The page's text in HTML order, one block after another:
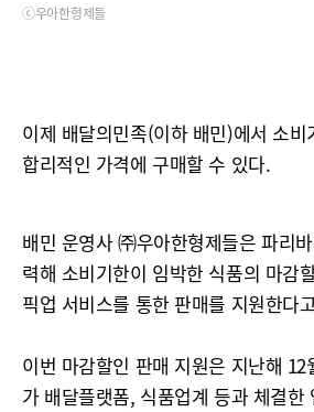
ⓒ우아한형제들
이제 배달의민족(이하 배민)에서 소
합리적인 가격에 구매할 수 있다.
배민 운영사 ㈜우아한형제들은 파리
력해 소비기한이 임박한 식품의 마감
픽업 서비스를 통한 판매를 지원한다
이번 마감할인 판매 지원은 지난해
가 배달플랫폼, 식품업계 등과 체결한